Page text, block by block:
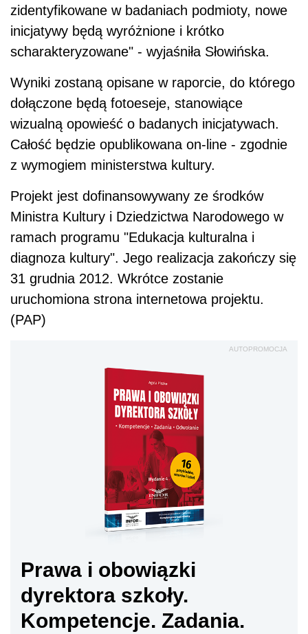
zidentyfikowane w badaniach podmioty, nowe
inicjatywy będą wyróżnione i krótko
scharakteryzowane" - wyjaśniła Słowińska.
Wyniki zostaną opisane w raporcie, do którego
dołączone będą fotoeseje, stanowiące
wizualną opowieść o badanych inicjatywach.
Całość będzie opublikowana on-line - zgodnie
z wymogiem ministerstwa kultury.
Projekt jest dofinansowywany ze środków
Ministra Kultury i Dziedzictwa Narodowego w
ramach programu "Edukacja kulturalna i
diagnoza kultury". Jego realizacja zakończy się
31 grudnia 2012. Wkrótce zostanie
uruchomiona strona internetowa projektu.
(PAP)
AUTOPROMOCJA
Prawa i obowiązki
dyrektora szkoły.
Kompetencje. Zadania.